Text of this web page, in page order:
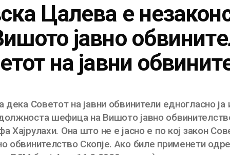
Цалева е
јавно
на јавни
дека Советот на јавни обвинители едногласно
шефица на Вишото јавно
Хајрулахи. Она што не е јасно е по кој закон
Скопје. Ако биле применети